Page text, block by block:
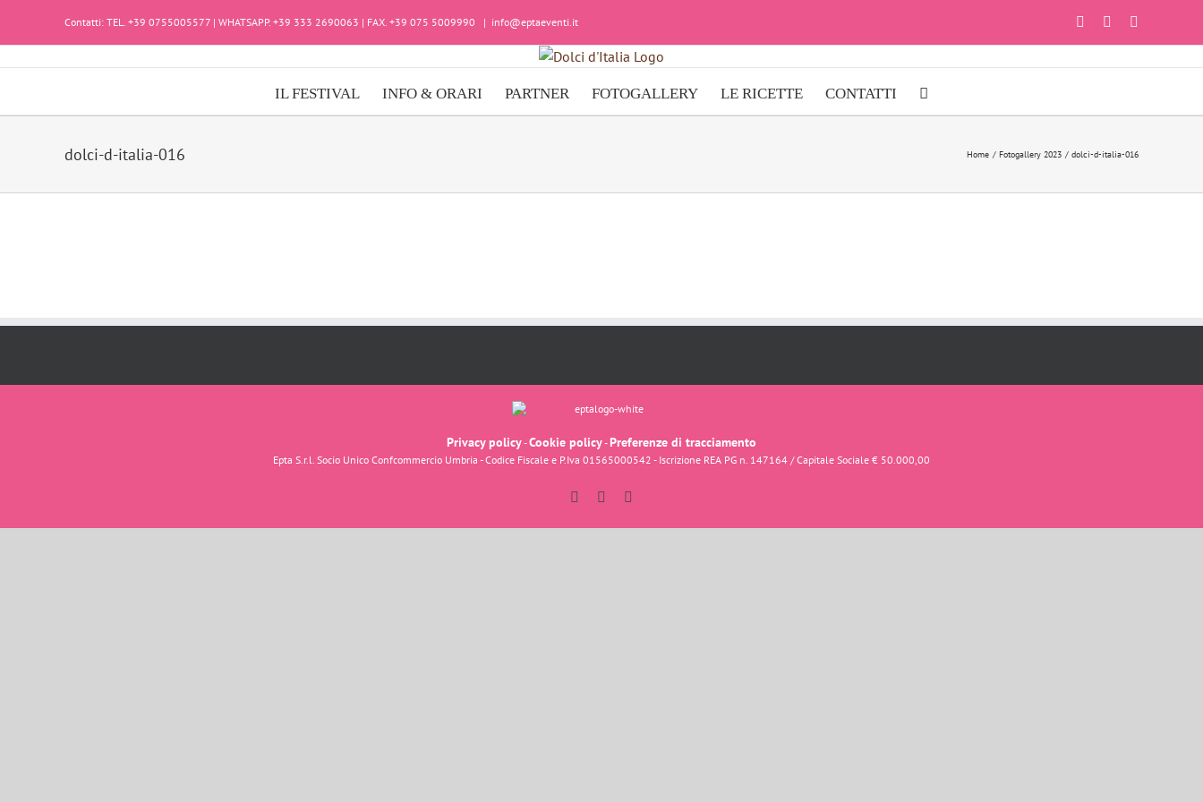
Contatti: TEL. +39 0755005577 | WHATSAPP. +39 333 2690063 | FAX. +39 075 5009990 | info@eptaeventi.it FacebookInstagram
IL FESTIVAL INFO & ORARI PARTNER FOTOGALLERY LE RICETTE CONTATTI
dolci-d-italia-016 Home Fotogallery 2023 dolci-d-italia-016
Privacy policy-Cookie policy-Preferenze di tracciamento
Epta S.r.l. Socio Unico Confcommercio Umbria - Codice Fiscale e P.Iva 01565000542 - Iscrizione REA PG n. 147164 / Capitale Sociale € 50.000,00
FacebookInstagram